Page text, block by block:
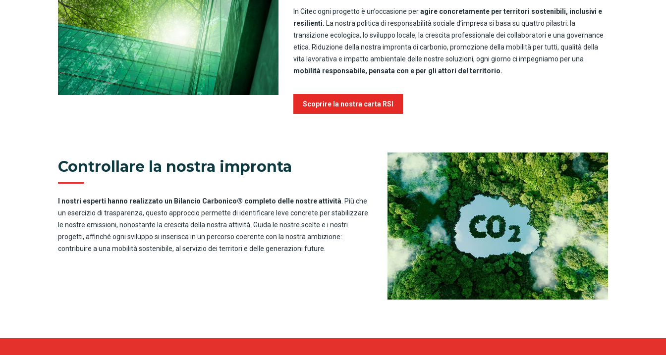
In Citec ogni progetto è un’occasione peragire concretamente per territori sostenibili, inclusivi e
resilienti. La nostra politica di responsabilità sociale d’impresa si basa su quattro pilastri: la
transizione ecologica, lo sviluppo locale, la crescita professionale dei collaboratori e una governance
etica. Riduzione della nostra impronta di carbonio, promozione della mobilità per tutti, qualità della
vita lavorativa e impatto ambientale delle nostre soluzioni, ogni giorno ci impegniamo per una
mobilità responsabile, pensata con e per gli attori del territorio.
Scoprire la nostra carta RSI
Controllare la nostra impronta
I nostri esperti hanno realizzato un Bilancio Carbonico® completo delle nostre attività . Più che
un esercizio di trasparenza, questo approccio permette di identificare leve concrete per stabilizzare
le nostre emissioni, nonostante la crescita della nostra attività. Guida le nostre scelte e i nostri
progetti, affinché ogni sviluppo si inserisca in un percorso coerente con la nostra ambizione:
contribuire a una mobilità sostenibile, al servizio dei territori e delle generazioni future.